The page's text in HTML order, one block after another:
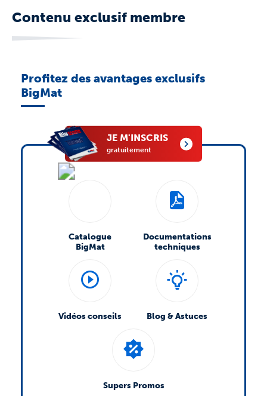
Contenu exclusif membre
Profitez des avantages exclusifs
BigMat
JE M'INSCRIS
gratuitement
Catalogue
BigMat
Documentations
techniques
Vidéos conseils Blog & Astuces
Supers Promos